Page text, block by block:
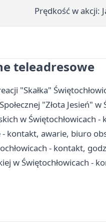
Prędkość w akcji:
teleadresowe
"Skałka"
"Złota Jesień"
w Świętochłowicach
- kontakt, awarie, biuro
- kontakt,
w Świętochłowicach -